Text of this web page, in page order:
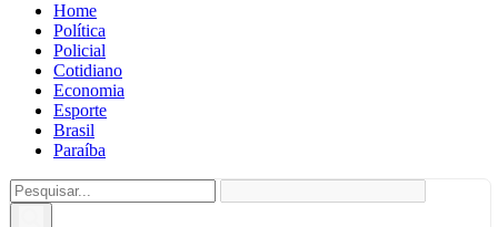
Home
Política
Policial
Cotidiano
Economia
Esporte
Brasil
Paraíba